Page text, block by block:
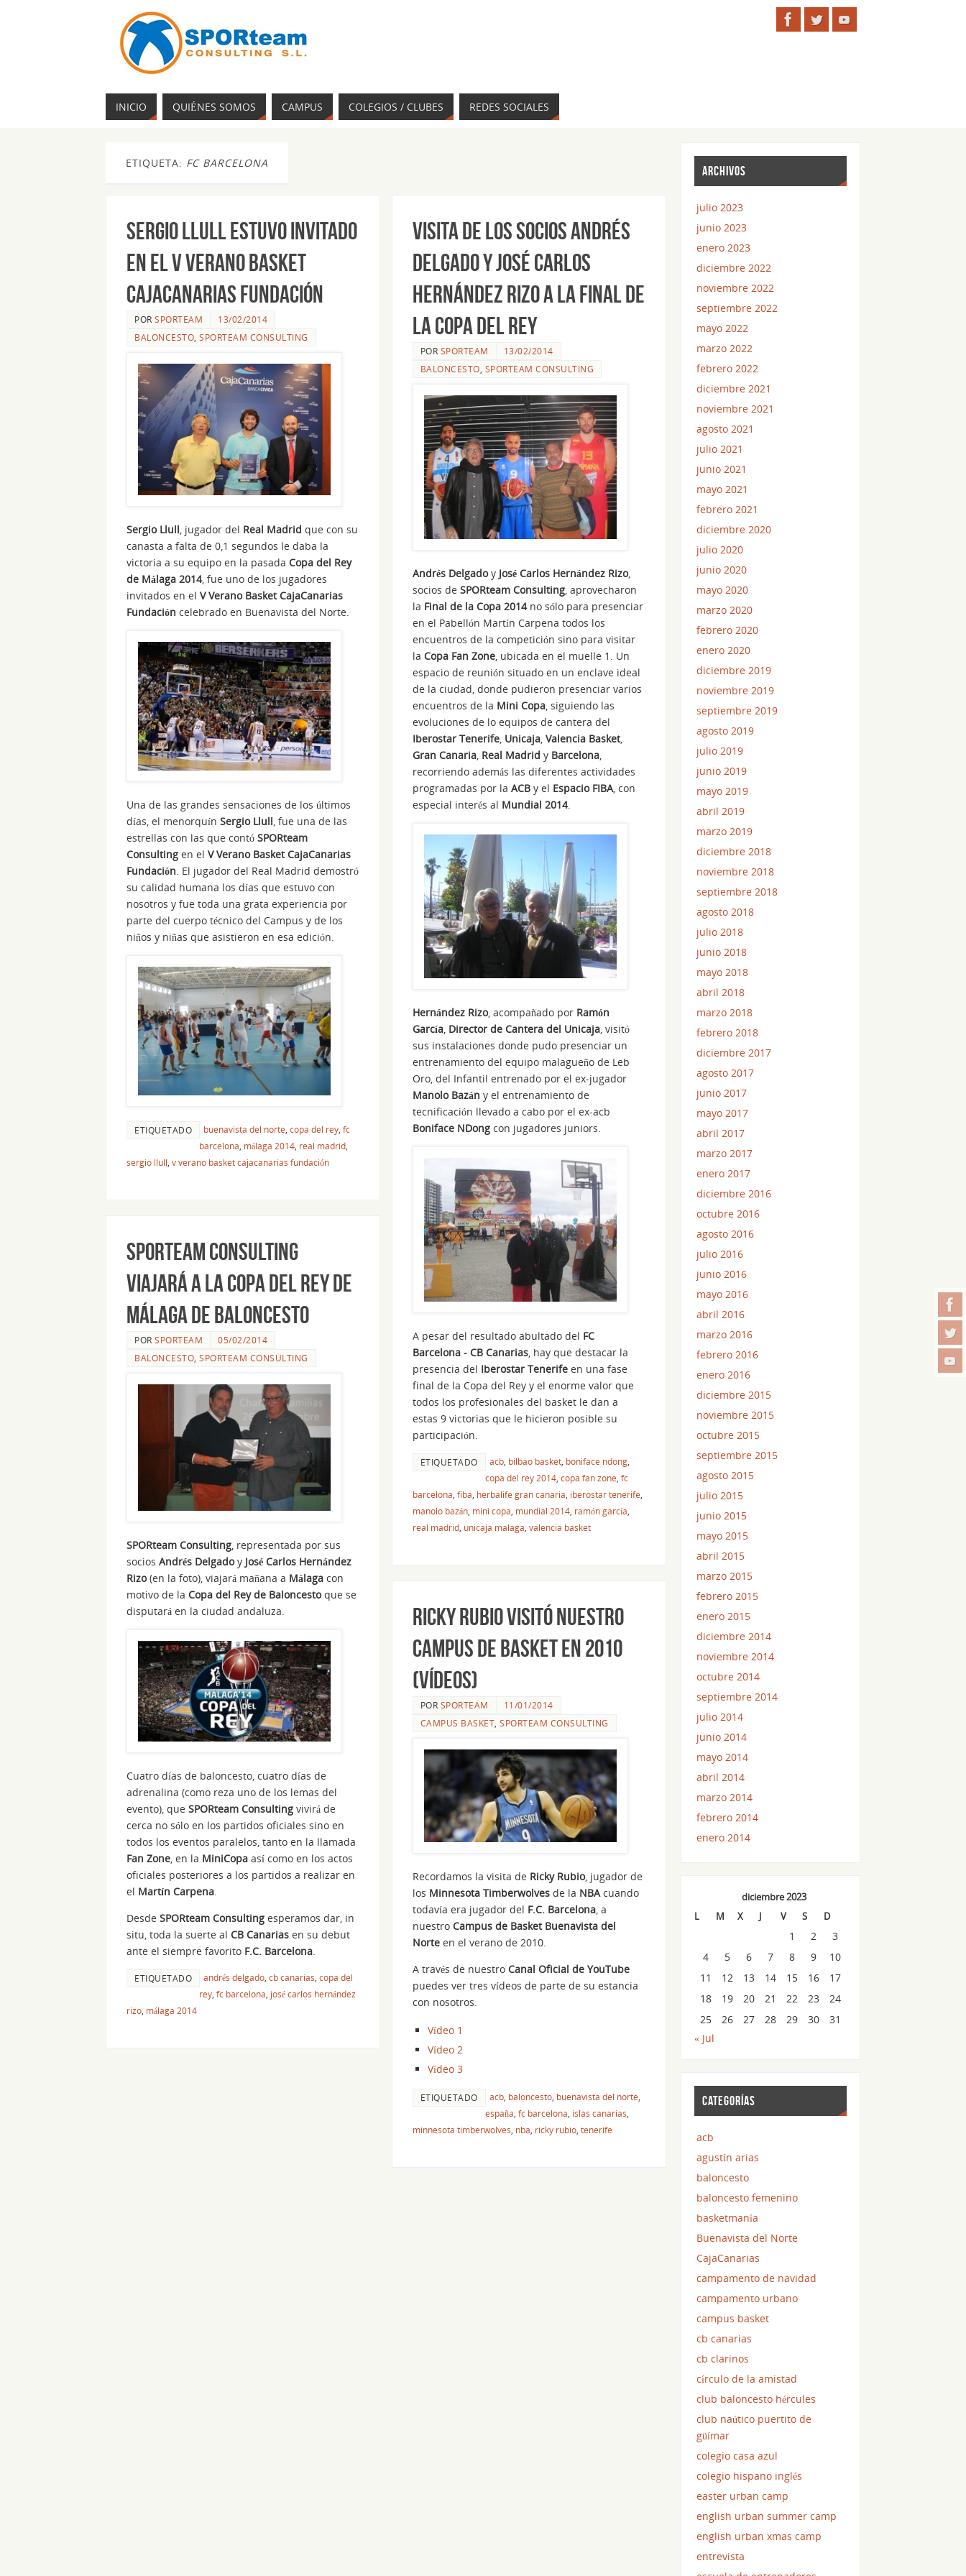
INICIO QUIÉNES SOMOS CAMPUS COLEGIOS / CLUBES REDES SOCIALES
ETIQUETA: FC BARCELONA
Sergio Llull estuvo invitado
en el V Verano Basket
CajaCanarias Fundación
POR SPORTEAM
13/02/2014
BALONCESTO SPORTEAM CONSULTING
Sergio Llull, jugador del Real Madrid que con su
canasta a falta de 0,1 segundos le daba la
victoria a su equipo en la pasada Copa del Rey
de Málaga 2014, fue uno de los jugadores
invitados en el V Verano Basket CajaCanarias
Fundación celebrado en Buenavista del Norte.
Una de las grandes sensaciones de los últimos
días, el menorquín Sergio Llull , fue una de las
estrellas con las que contó SPORteam
Consulting en el V Verano Basket CajaCanarias
Fundación . El jugador del Real Madrid demostró
su calidad humana los días que estuvo con
nosotros y fue toda una grata experiencia por
parte del cuerpo técnico del Campus y de los
niños y niñas que asistieron en esa edición.
ETIQUETADO buenavista del norte, copa del rey, fc
barcelona, málaga 2014, real madrid,
sergio llull, v verano basket cajacanarias fundación
Visita de los socios Andrés
Delgado y José Carlos
Hernández Rizo a la Final de
la Copa del Rey
POR SPORTEAM
13/02/2014
BALONCESTO SPORTEAM CONSULTING
Andrés Delgadoy José Carlos Hernández Rizo,
socios de SPORteam Consulting, aprovecharon
la Final de la Copa 2014no sólo para presenciar
en el Pabellón Martín Carpena todos los
encuentros de la competición sino para visitar
la Copa Fan Zone, ubicada en el muelle 1. Un
espacio de reunión situado en un enclave ideal
de la ciudad, donde pudieron presenciar varios
encuentros de la Mini Copa, siguiendo las
evoluciones de lo equipos de cantera del
Iberostar Tenerife, Unicaja, Valencia Basket,
Gran Canaria, Real Madrid y Barcelona,
recorriendo además las diferentes actividades
programadas por la ACBy el Espacio FIBA, con
especial interés al Mundial 2014.
Hernández Rizo, acompañado porRamón
García, Director de Cantera del Unicaja, visitó
sus instalaciones donde pudo presenciar un
entrenamiento del equipo malagueño de Leb
Oro, del Infantil entrenado por el ex-jugador
Manolo Bazán y el entrenamiento de
tecnificación llevado a cabo por el ex-acb
Boniface NDongcon jugadores juniors.
A pesar del resultado abultado del FC
Barcelona - CB Canarias, hay que destacar la
presencia del Iberostar Tenerifeen una fase
final de la Copa del Rey y el enorme valor que
todos los profesionales del basket le dan a
estas 9 victorias que le hicieron posible su
participación.
ETIQUETADO acb, bilbao basket, boniface ndong,
copa del rey 2014, copa fan zone, fc
barcelona, fiba, herbalife gran canaria, iberostar tenerife,
manolo bazán, mini copa, mundial 2014, ramón garcía,
real madrid, unicaja malaga, valencia basket
SPORteam Consulting
viajará a la Copa del Rey de
Málaga de Baloncesto
POR SPORTEAM
05/02/2014
BALONCESTO, SPORTEAM CONSULTING
SPORteam Consulting, representada por sus
socios Andrés Delgadoy José Carlos Hernández
Rizo(en la foto), viajará mañana a Málaga con
motivo de la Copa del Rey de Baloncestoque se
disputará en la ciudad andaluza.
Cuatro días de baloncesto, cuatro días de
adrenalina (como reza uno de los lemas del
evento), que SPORteam Consulting vivirá de
cerca no sólo en los partidos oficiales sino en
todos los eventos paralelos, tanto en la llamada
Fan Zone, en la MiniCopa así como en los actos
oficiales posteriores a los partidos a realizar en
el Martín Carpena.
Desde SPORteam Consulting esperamos dar, in
situ, toda la suerte al CB Canarias en su debut
ante el siempre favorito F.C. Barcelona.
ETIQUETADO andrés delgado, cb canarias, copa del
rey, fc barcelona, josé carlos hernández
rizo, málaga 2014
Ricky Rubio visitó nuestro
Campus de Basket en 2010
(vídeos)
POR SPORTEAM
11/01/2014
CAMPUS BASKET ,SPORTEAM CONSULTING
Recordamos la visita de Ricky Rubio, jugador de
los Minnesota Timberwolvesde la NBAcuando
todavía era jugador del F.C. Barcelona, a
nuestroCampus de Basket Buenavista del
Norteen el verano de 2010.
A través de nuestro Canal Oficial de YouTube
puedes ver tres vídeos de parte de su estancia
con nosotros.
Vídeo 1
Vídeo 2
Vídeo 3
ETIQUETADO acb, baloncesto, buenavista del norte
españa fc barcelona islas canarias
minnesota timberwolves nba ricky rubio, tenerife
ARCHIVOS
julio 2023
junio 2023
enero 2023
diciembre 2022
noviembre 2022
septiembre 2022
mayo 2022
marzo 2022
febrero 2022
diciembre 2021
noviembre 2021
agosto 2021
julio 2021
junio 2021
mayo 2021
febrero 2021
diciembre 2020
julio 2020
junio 2020
mayo 2020
marzo 2020
febrero 2020
enero 2020
diciembre 2019
noviembre 2019
septiembre 2019
agosto 2019
julio 2019
junio 2019
mayo 2019
abril 2019
marzo 2019
diciembre 2018
noviembre 2018
septiembre 2018
agosto 2018
julio 2018
junio 2018
mayo 2018
abril 2018
marzo 2018
febrero 2018
diciembre 2017
agosto 2017
junio 2017
mayo 2017
abril 2017
marzo 2017
enero 2017
diciembre 2016
octubre 2016
agosto 2016
julio 2016
junio 2016
mayo 2016
abril 2016
marzo 2016
febrero 2016
enero 2016
diciembre 2015
noviembre 2015
octubre 2015
septiembre 2015
agosto 2015
julio 2015
junio 2015
mayo 2015
abril 2015
marzo 2015
febrero 2015
enero 2015
diciembre 2014
noviembre 2014
octubre 2014
septiembre 2014
julio 2014
junio 2014
mayo 2014
abril 2014
marzo 2014
febrero 2014
enero 2014
diciembre 2023
L
M X J V S D
1 2
3
4
5 6 7 8 9
10
11
12 13 14 15 16
17
18
19 20 21 22 23
24
25
26 27 28 29 30
31
« Jul
CATEGORÍAS
acb
agustín arias
baloncesto
baloncesto femenino
basketmanía
Buenavista del Norte
CajaCanarias
campamento de navidad
campamento urbano
campus basket
cb canarias
cb clarinos
círculo de la amistad
club baloncesto hércules
club naútico puertito de
güímar
colegio casa azul
colegio hispano inglés
easter urban camp
english urban summer camp
english urban xmas camp
entrevista